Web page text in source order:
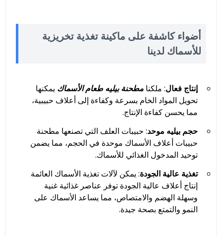
أضواء كاشفة على ماكينة تغذية تخريزية
للأسماك لدينا
إنتاج فعال: ملكنا مطحنة بيليه طعام الأسماك يمكنها
تحويل المواد الخام بسرعة وكفاءة إلى أعلاف حبيبية،
مما يحسن كفاءة الإنتاج.
حجم بيليه موحد: حبيبات العلف التي تصنعها مطحنة
حبيبات أعلاف الأسماك موحدة في الحجم، مما يضمن
توحيد المدخول الغذائي للأسماك.
تغذية عالية الجودة: يمكن لآلات تغذية الأسماك العائمة
إنتاج أعلاف عالية الجودة توفر عناصر غذائية غنية
وسهلة الهضم والامتصاص، مما يساعد الأسماك على
النمو والتمتع بصحة جيدة.